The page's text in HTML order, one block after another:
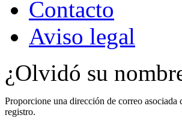
Contacto
Aviso legal
¿Olvidó su
Proporcione una dirección de correo
registro.